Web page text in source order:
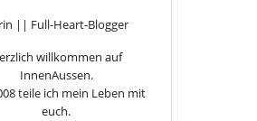
|| Full-Heart-Blogger
willkommen auf
InnenAussen.
teile ich mein Leben mit
euch.